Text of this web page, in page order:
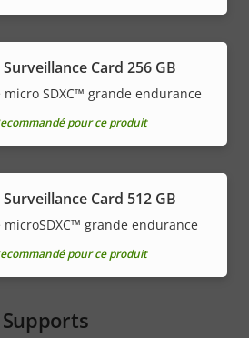
Surveillance Card 256 GB
micro SDXC™ grande endurance
pour ce produit
Surveillance Card 512 GB
microSDXC™ grande endurance
pour ce produit
Supports